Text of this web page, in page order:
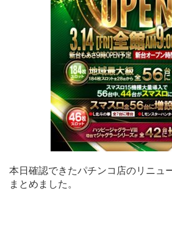
本日確認できたパチンコ店のリニュ
まとめました。